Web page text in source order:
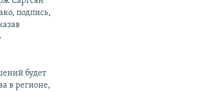
подпись,
будет
в регионе,